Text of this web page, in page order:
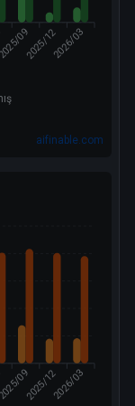
092025/122026/03
aifinable.com
092025/122026/03